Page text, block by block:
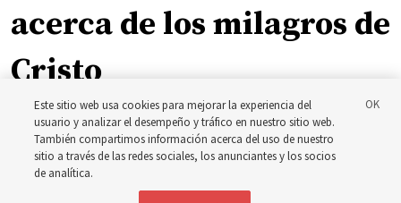
acerca de los milagros de
Cristo
La inspiración que llevó a Shawna Edwards a escribir el
himno ‘El milagro’
Este sitio web usa cookies para mejorar la experiencia del
usuario y analizar el desempeño y tráfico en nuestro sitio web.
También compartimos información acerca del uso de nuestro
sitio a través de las redes sociales, los anunciantes y los socios
de analítica.